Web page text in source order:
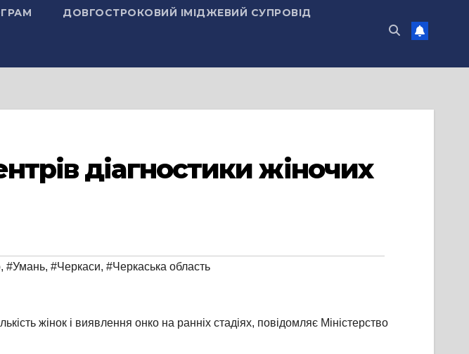
ДОВГОСТРОКОВИЙ ІМІДЖЕВИЙ СУПРОВІД
діагностики жіночих
, #Умань, #Черкаси, #Черкаська область
жінок і виявлення онко на ранніх стадіях, повідомляє Міністерство